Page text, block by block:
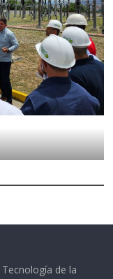
de la